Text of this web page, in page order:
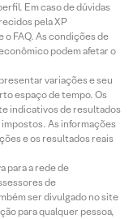
Em caso de dúvidas
pela XP
FAQ. As condições de
podem afetar o
variações e seu
espaço de tempo. Os
indicativos de resultados
As informações
e os resultados reais
para a rede de
de
ser divulgado no site
para qualquer pessoa,